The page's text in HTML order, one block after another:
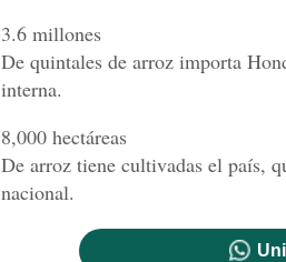
3.6 millones
De quintales de arroz importa
interna.
8,000 hectáreas
De arroz tiene cultivadas el país,
nacional.